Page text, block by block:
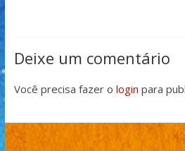
Deixe um comentário
Você precisa fazer o login para